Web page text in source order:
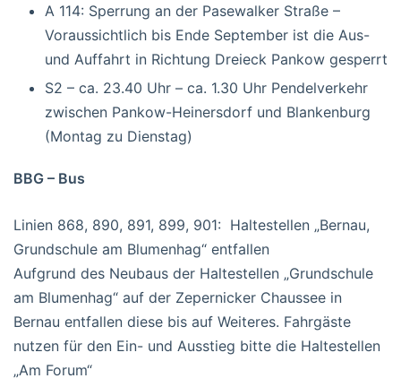
A 114: Sperrung an der Pasewalker Straße –
Voraussichtlich bis Ende September ist die Aus-
und Auffahrt in Richtung Dreieck Pankow gesperrt
S2 – ca. 23.40 Uhr – ca. 1.30 Uhr Pendelverkehr
zwischen Pankow-Heinersdorf und Blankenburg
(Montag zu Dienstag)
BBG – Bus
Linien 868, 890, 891, 899, 901: Haltestellen „Bernau,
Grundschule am Blumenhag“ entfallen
Aufgrund des Neubaus der Haltestellen „Grundschule
am Blumenhag“ auf der Zepernicker Chaussee in
Bernau entfallen diese bis auf Weiteres. Fahrgäste
nutzen für den Ein- und Ausstieg bitte die Haltestellen
„Am Forum“